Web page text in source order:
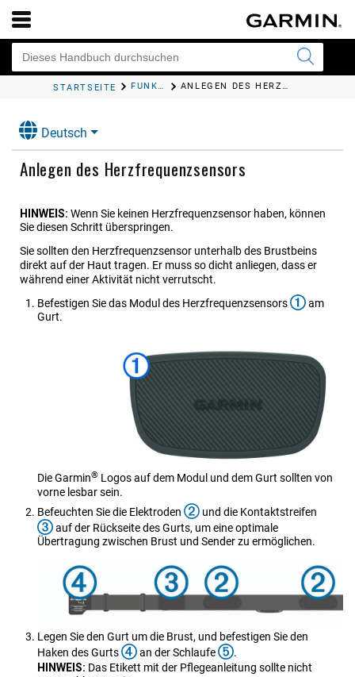
STARTSEITE FUNKSENSOREN ANLEGEN DES HERZFREQUENZSENSORS
Deutsch
Anlegen des Herzfrequenzsensors
HINWEIS: Wenn Sie keinen Herzfrequenzsensor haben, können
Sie diesen Schritt überspringen.
Sie sollten den Herzfrequenzsensor unterhalb des Brustbeins
direkt auf der Haut tragen. Er muss so dicht anliegen, dass er
während einer Aktivität nicht verrutscht.
Befestigen Sie das Modul des Herzfrequenzsensors
am
Gurt.
Die Garmin® Logos auf dem Modul und dem Gurt sollten von
vorne lesbar sein.
Befeuchten Sie die Elektroden
und die Kontaktstreifen
auf der Rückseite des Gurts, um eine optimale
Übertragung zwischen Brust und Sender zu ermöglichen.
Legen Sie den Gurt um die Brust, und befestigen Sie den
Haken des Gurts
an der Schlaufe
.
HINWEIS: Das Etikett mit der Pflegeanleitung sollte nicht